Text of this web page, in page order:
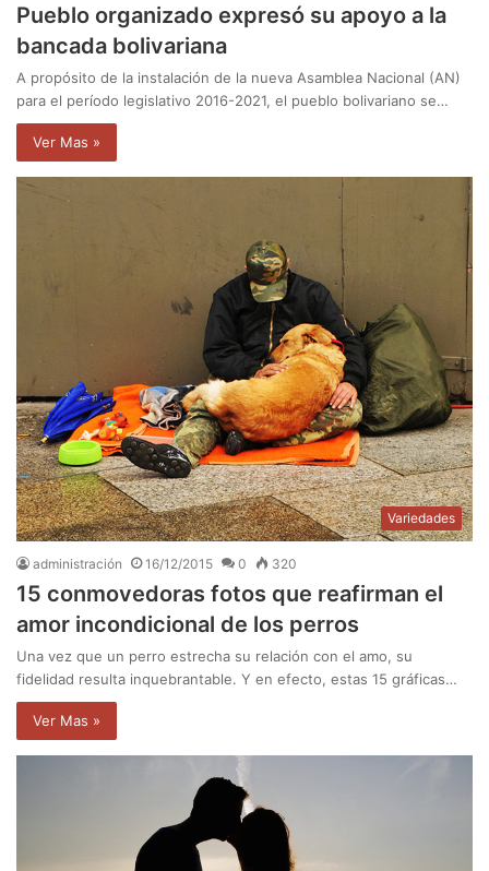
Pueblo organizado expresó su apoyo a la
bancada bolivariana
A propósito de la instalación de la nueva Asamblea Nacional (AN)
para el período legislativo 2016-2021, el pueblo bolivariano se…
Ver Mas »
Variedades
administración 16/12/2015 0 320
15 conmovedoras fotos que reafirman el
amor incondicional de los perros
Una vez que un perro estrecha su relación con el amo, su
fidelidad resulta inquebrantable. Y en efecto, estas 15 gráficas…
Ver Mas »